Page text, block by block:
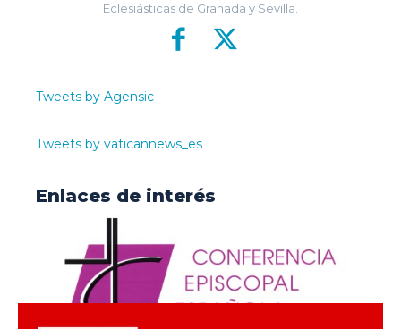
Eclesiásticas de Granada y Sevilla.
Tweets by Agensic
Tweets by vaticannews_es
Enlaces de interés